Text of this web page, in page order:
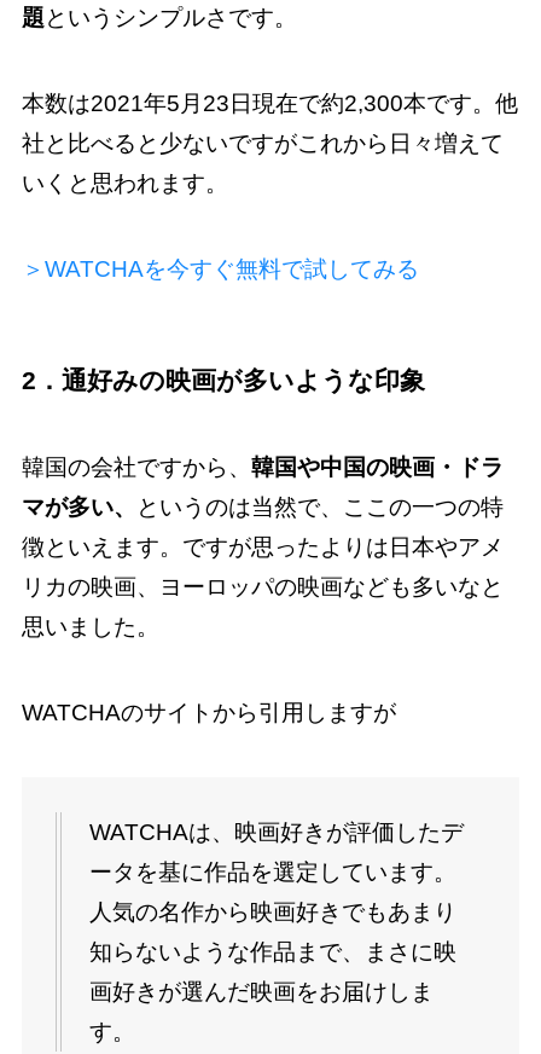
題というシンプルさです。
本数は2021年5月23日現在で約2,300本です。他
社と比べると少ないですがこれから日々増えて
いくと思われます。
＞WATCHAを今すぐ無料で試してみる
2．通好みの映画が多いような印象
韓国の会社ですから、 韓国や中国の映画・ドラ
マが多い、
というのは当然で、ここの一つの特
徴といえます。ですが思ったよりは日本やアメ
リカの映画、ヨーロッパの映画なども多いなと
思いました。
WATCHAのサイトから引用しますが
WATCHAは、映画好きが評価したデ
ータを基に作品を選定しています。
人気の名作から映画好きでもあまり
知らないような作品まで、まさに映
画好きが選んだ映画をお届けしま
す。